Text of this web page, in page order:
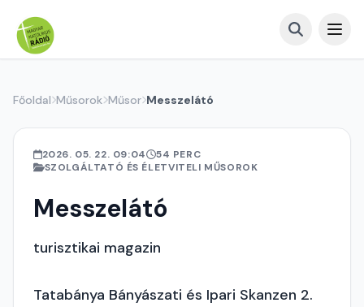
Főoldal Műsorok Műsor Messzelátó
2026. 05. 22. 09:04
54 PERC
SZOLGÁLTATÓ ÉS ÉLETVITELI MŰSOROK
Messzelátó
turisztikai magazin
Tatabánya Bányászati és Ipari Skanzen 2.